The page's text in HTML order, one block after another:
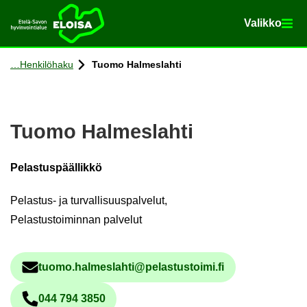
Etusi­vu Va­lik­ko
Va­lik­ko
Siir­ry si­säl­töön
Hen­ki­lö­ha­ku Tuomo Hal­mes­lah­ti
Tuomo Hal­mes­lah­ti
Pelastuspäällikkö
Pelastus- ja turvallisuuspalvelut,
Pelastustoiminnan palvelut
Säh­kö­pos­tio­soi­te
tuomo.hal­mes­lah­ti@pe­las­tus­toi­mi.fi
Pu­he­lin­nu­me­ro
044 794 3850